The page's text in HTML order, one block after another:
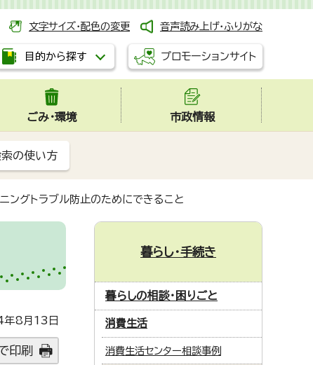
文字サイズ・配色の変更 音声読み上げ・ふりがな
目的から探す プロモーションサイト
ごみ・環境 市政情報
の使い方
ングトラブル防止のためにできること
8月13日
印刷
暮らし・手続き
暮らしの相談・困りごと
消費生活
消費生活センター相談事例